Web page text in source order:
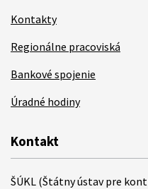
Kontakty
Regionálne pracoviská
Bankové spojenie
Úradné hodiny
Kontakt
ŠÚKL (Štátny ústav pre